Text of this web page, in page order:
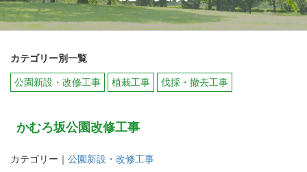
カテゴリー別一覧
公園新設・改修工事 植栽工事 伐採・撤去工事
かむろ坂公園改修工事
カテゴリー｜ 公園新設・改修工事